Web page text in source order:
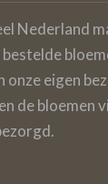
Nederland
onze eigen
de bloemen